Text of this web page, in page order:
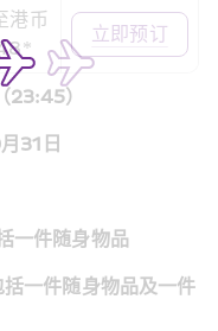
港币
立即预订
23:45）
31日
一件随身物品
一件随身物品及一件